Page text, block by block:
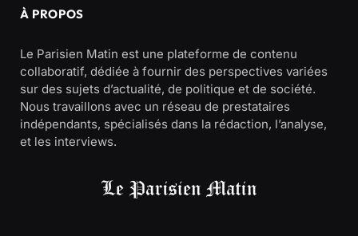
À PROPOS
Le Parisien Matin est une plateforme de contenu
collaboratif, dédiée à fournir des perspectives variées
sur des sujets d’actualité, de politique et de société.
Nous travaillons avec un réseau de prestataires
indépendants, spécialisés dans la rédaction, l’analyse,
et les interviews.